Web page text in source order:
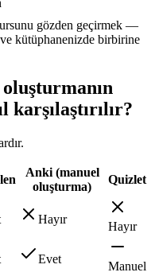
gözden geçirmek —
kütüphanenizde birbirine
Anki (manuel
oluşturma)
Quizlet
Hayır
Hayır
Evet
Manuel